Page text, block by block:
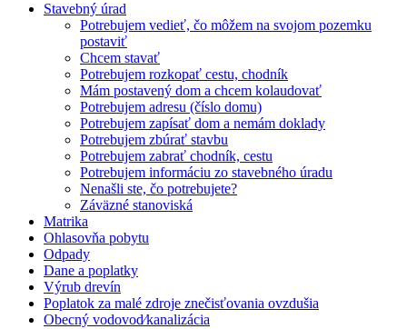
Stavebný úrad
Potrebujem vedieť, čo môžem na svojom pozemku
postaviť
Chcem stavať
Potrebujem rozkopať cestu, chodník
Mám postavený dom a chcem kolaudovať
Potrebujem adresu (číslo domu)
Potrebujem zapísať dom a nemám doklady
Potrebujem zbúrať stavbu
Potrebujem zabrať chodník, cestu
Potrebujem informáciu zo stavebného úradu
Nenašli ste, čo potrebujete?
Záväzné stanoviská
Matrika
Ohlasovňa pobytu
Odpady
Dane a poplatky
Výrub drevín
Poplatok za malé zdroje znečisťovania ovzdušia
Obecný vodovod⁄kanalizácia